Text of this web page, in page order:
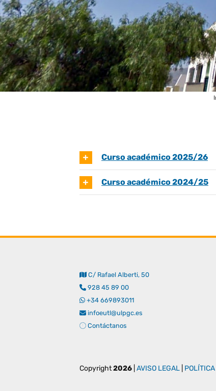
Curso académico 2025/26
Curso académico 2024/25
C/ Rafael Alberti, 50
928 45 89 00
+34 669893011
infoeutl@ulpgc.es
Contáctanos
Copyright2026| AVISO LEGAL|